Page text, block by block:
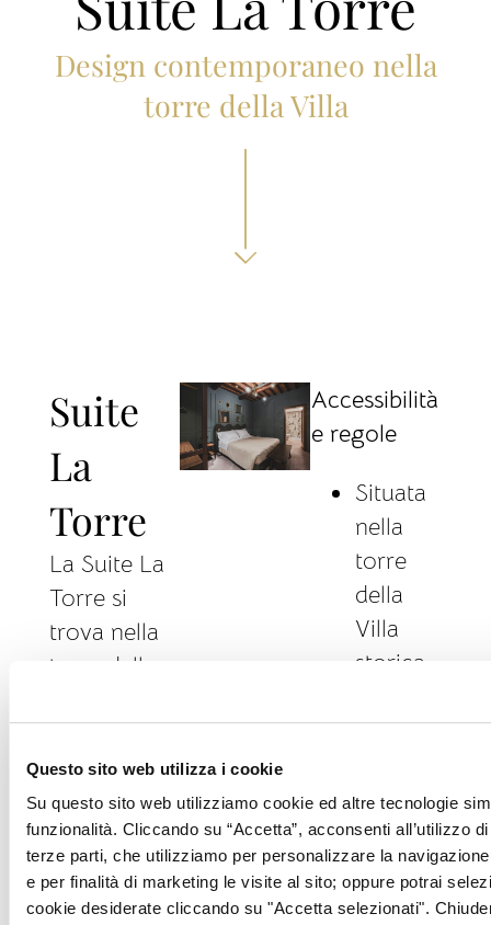
Questo sito web utilizza i cookie
Su questo sito web utilizziamo cookie ed altre tecnologie
funzionalità. Cliccando su “Accetta”, acconsenti all’utilizzo
terze parti, che utilizziamo per personalizzare la
e per finalità di marketing le visite al sito; oppure potrai
cookie desiderate cliccando su "Accetta selezionati".
Design contemporaneo nella
torre della Villa
Suite
La
Torre
La Suite La
Torre si
trova nella
torre della
ottocentesca
e combina
linee
contemporanee
e dettagli
tradizionali.
Accessibilità
e regole
Situata
nella
torre
della
Villa
storica
con
ascensore
Servizio
facchinaggio
garantito